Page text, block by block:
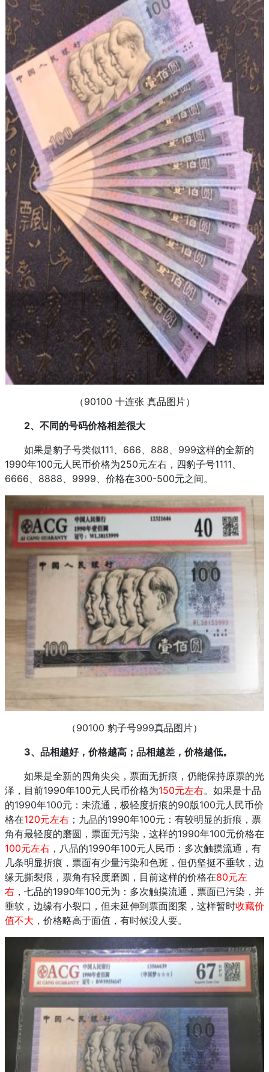
（90100 十连张 真品图片）
2、不同的号码价格相差很大
如果是豹子号类似111、666、888、999这样的全新的
1990年100元人民币价格为250元左右，四豹子号1111、
6666、8888、9999、价格在300-500元之间。
（90100 豹子号999真品图片）
3、品相越好，价格越高；品相越差，价格越低。
如果是全新的四角尖尖，票面无折痕，仍能保持原票的光
泽，目前1990年100元人民币价格为150元左右。如果是十品
的1990年100元：未流通，极轻度折痕的90版100元人民币价
格在120元左右 ；九品的1990年100元：有较明显的折痕，票
角有最轻度的磨圆，票面无污染，这样的1990年100元价格在
100元左右 ，八品的1990年100元人民币：多次触摸流通，有
几条明显折痕，票面有少量污染和色斑，但仍坚挺不垂软，边
缘无撕裂痕，票角有轻度磨圆，目前这样的价格在80元左
右 ，七品的1990年100元为：多次触摸流通，票面已污染，并
垂软，边缘有小裂口，但未延伸到票面图案，这样暂时收藏价
值不大 ，价格略高于面值，有时候没人要。